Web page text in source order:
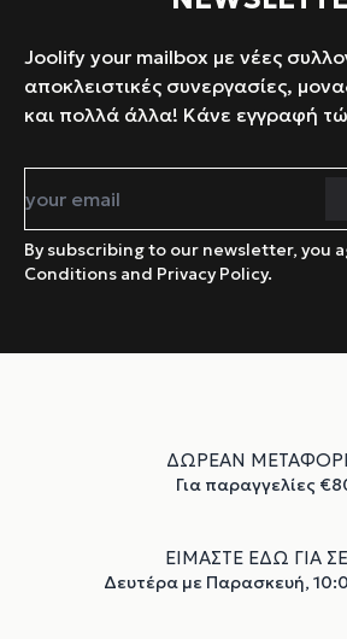
Joolify your mailbox με νέες
αποκλειστικές συνεργασίες,
και πολλά άλλα! Κάνε εγγραφή
By subscribing to our newsletter, you
Conditions and Privacy Policy.
ΔΩΡΕΑΝ
Για παραγγελίες
ΕΙΜΑΣΤΕ ΕΔΩ ΓΙΑ
Δευτέρα με Παρασκευή,